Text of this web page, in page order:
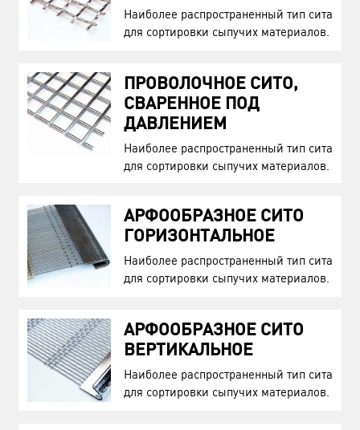
Наиболее распространенный тип сита
для сортировки сыпучих материалов.
ПРОВОЛОЧНОЕ СИТО,
СВАРЕННОЕ ПОД
ДАВЛЕНИЕМ
Наиболее распространенный тип сита
для сортировки сыпучих материалов.
АРФООБРАЗНОЕ СИТО
ГОРИЗОНТАЛЬНОЕ
Наиболее распространенный тип сита
для сортировки сыпучих материалов.
АРФООБРАЗНОЕ СИТО
ВЕРТИКАЛЬНОЕ
Наиболее распространенный тип сита
для сортировки сыпучих материалов.